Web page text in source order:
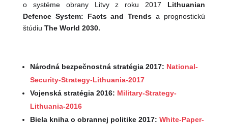
o systéme obrany Litvy z roku 2017 Lithuanian
Defence System: Facts and Trends a prognostickú
štúdiu The World 2030.
Národná bezpečnostná stratégia 2017: National-
Security-Strategy-Lithuania-2017
Vojenská stratégia 2016: Military-Strategy-
Lithuania-2016
Biela kniha o obrannej politike 2017: White-Paper-